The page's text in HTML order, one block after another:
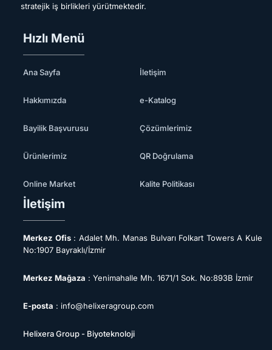
stratejik iş birlikleri yürütmektedir.
Hızlı Menü
Ana Sayfa
Hakkımızda
Bayilik Başvurusu
Ürünlerimiz
Online Market
İletişim
e-Katalog
Çözümlerimiz
QR Doğrulama
Kalite Politikası
İletişim
Merkez Ofis: Adalet Mh. Manas Bulvarı Folkart Towers A Kule
No:1907 Bayraklı/İzmir
Merkez Mağaza : Yenimahalle Mh. 1671/1 Sok. No:893B İzmir
E-posta : info@helixeragroup.com
Helixera Group - Biyoteknoloji